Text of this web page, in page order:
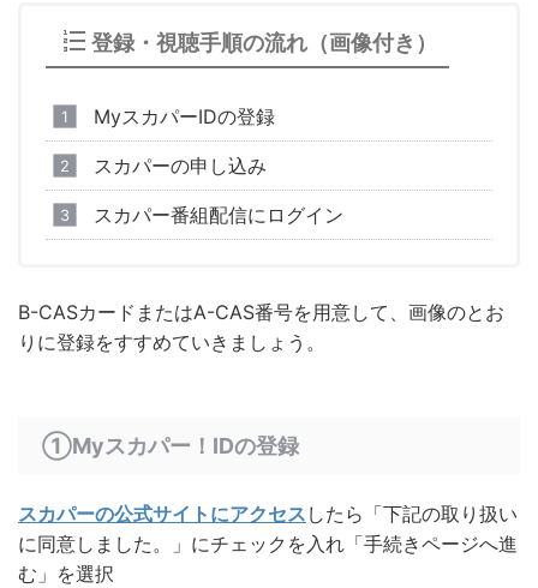
登録・視聴手順の流れ（画像付き）
MyスカパーIDの登録
スカパーの申し込み
スカパー番組配信にログイン
B-CASカードまたはA-CAS番号を用意して、画像のとお
りに登録をすすめていきましょう。
①Myスカパー！IDの登録
スカパーの公式サイトにアクセス したら「下記の取り扱い
に同意しました。」にチェックを入れ「手続きページへ進
む」を選択